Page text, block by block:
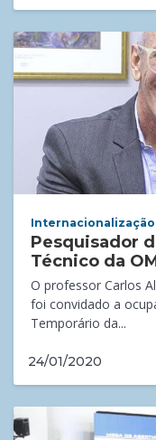
Internacionalização
Pesquisador
Técnico da
O professor Carlos
foi convidado a
Temporário da...
24/01/2020